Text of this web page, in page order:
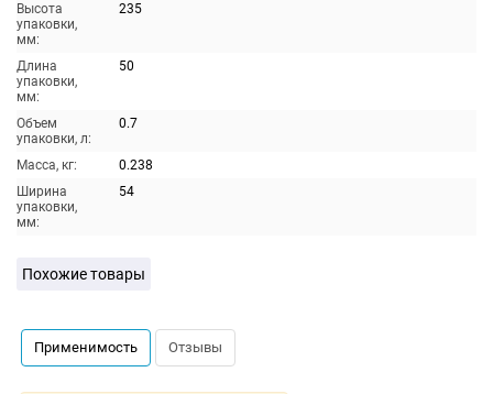
Высота
упаковки,
мм:
235
Длина
упаковки,
мм:
50
Объем
упаковки, л:
0.7
Масса, кг:
0.238
Ширина
упаковки,
мм:
54
Похожие товары
Применимость Отзывы